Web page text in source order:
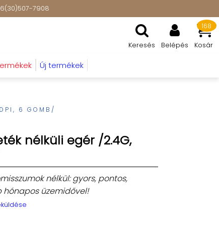
7908
Keresés Belépés Kosár
168
Új termékek
6 GOMB/
nélküli egér /2.4G,
nélkül: gyors, pontos,
üzemidővel!